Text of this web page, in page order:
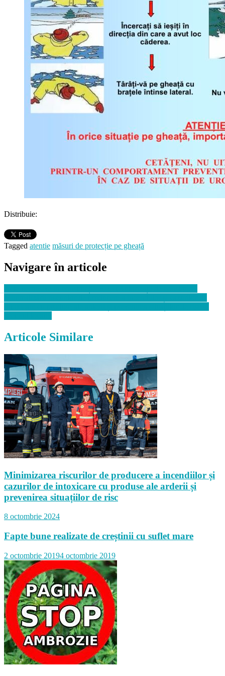
Distribuie:
Tagged atentie măsuri de protecție pe gheață
Navigare în articole
Articole Similare
Minimizarea riscurilor de producere a incendiilor și
cazurilor de intoxicare cu produse ale arderii și
prevenirea situațiilor de risc
8 octombrie 2024
Fapte bune realizate de creștinii cu suflet mare
2 octombrie 20194 octombrie 2019